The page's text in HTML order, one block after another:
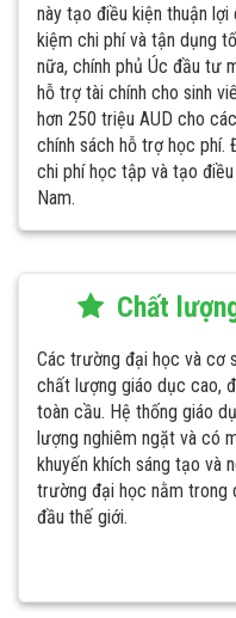
này tạo điều kiện thuận
kiệm chi phí và tận dụng
nữa, chính phủ Úc đầu tư
hỗ trợ tài chính cho sinh
hơn 250 triệu AUD cho
chính sách hỗ trợ học phí.
chi phí học tập và tạo
Nam.
Chất
Các trường đại học và cơ
chất lượng giáo dục cao,
toàn cầu. Hệ thống giáo
lượng nghiêm ngặt và có
khuyến khích sáng tạo và
trường đại học nằm trong
đầu thế giới.